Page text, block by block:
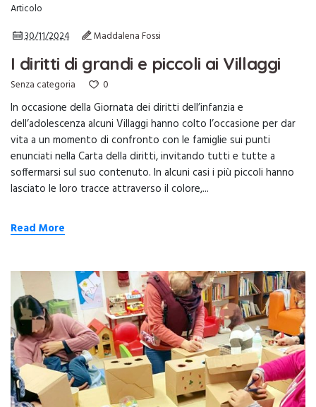
Articolo
30/11/2024
Maddalena Fossi
I diritti di grandi e piccoli ai Villaggi
Senza categoria 0
In occasione della Giornata dei diritti dell’infanzia e
dell’adolescenza alcuni Villaggi hanno colto l’occasione per dar
vita a un momento di confronto con le famiglie sui punti
enunciati nella Carta della diritti, invitando tutti e tutte a
soffermarsi sul suo contenuto. In alcuni casi i più piccoli hanno
lasciato le loro tracce attraverso il colore,...
Read More